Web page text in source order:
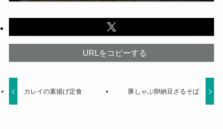
URLをコピーする
カレイの素揚げ定食 豚しゃぶ卵納豆ざるそば